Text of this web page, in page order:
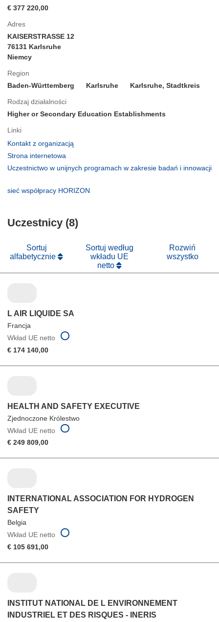
Adres
KAISERSTRASSE 12
76131 Karlsruhe
Niemcy
Region
Baden-Württemberg
Karlsruhe Karlsruhe, Stadtkreis
Rodzaj działalności
Higher or Secondary Education Establishments
Linki
Kontakt z organizacją
oknie)
Strona internetowa
otworzy
Uczestnictwo w unijnych programach w zakresie badań i innowacji
otworzy
nowym
sieć współpracy HORIZON
€ 377 220,00
Uczestnicy (8)
Sortuj
alfabetycznie
Sortuj według
wkładu UE
netto
Rozwiń
wszystko
L AIR LIQUIDE SA
Francja
Wkład UE netto
€ 174 140,00
HEALTH AND SAFETY EXECUTIVE
Zjednoczone Królestwo
Wkład UE netto
€ 249 809,00
INTERNATIONAL ASSOCIATION FOR HYDROGEN
SAFETY
Belgia
Wkład UE netto
€ 105 691,00
INSTITUT NATIONAL DE L ENVIRONNEMENT
INDUSTRIEL ET DES RISQUES - INERIS